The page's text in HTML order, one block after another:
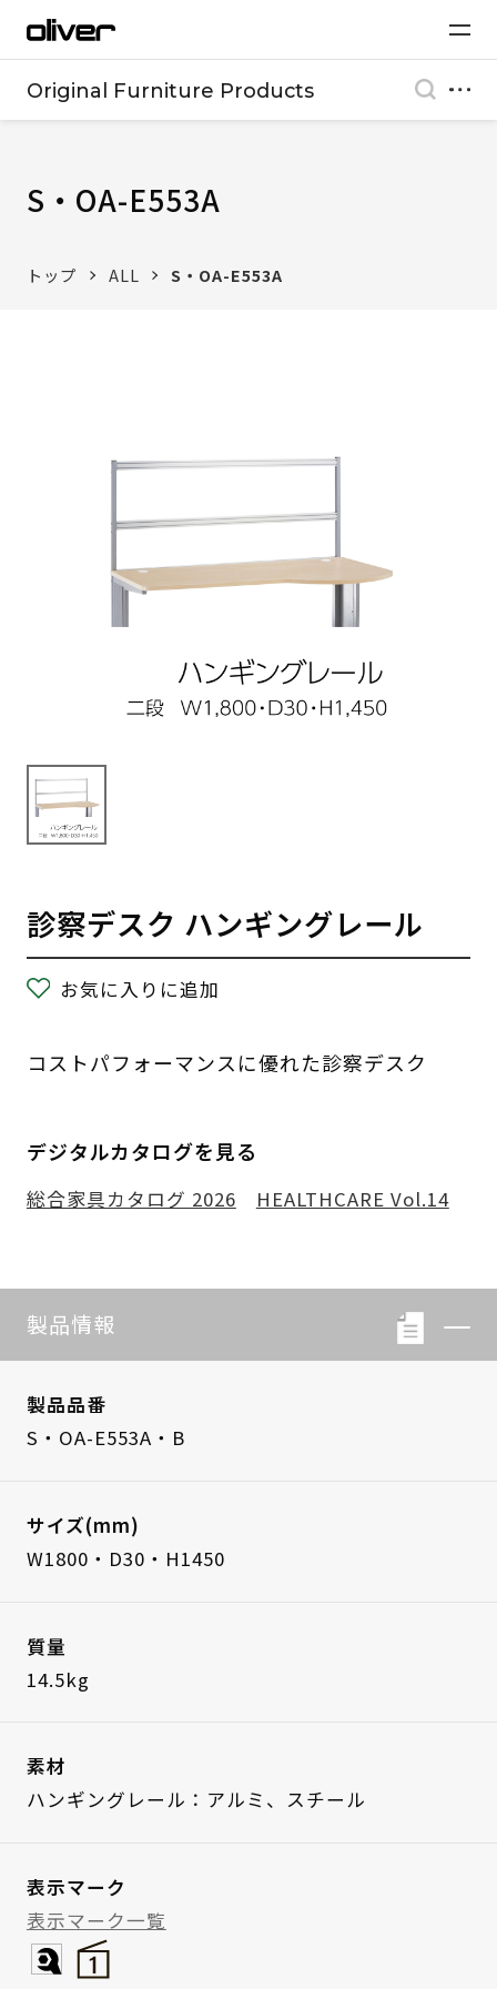
Original Furniture Products
S・OA-E553A
トップ ALL S・OA-E553A
診察デスク ハンギングレール
お気に入りに追加
コストパフォーマンスに優れた診察デスク
デジタルカタログを見る
総合家具カタログ 2026 HEALTHCARE Vol.14
製品情報
製品品番
S・OA-E553A・B
サイズ(mm)
W1800・D30・H1450
質量
14.5kg
素材
ハンギングレール：アルミ、スチール
表示マーク
表示マーク一覧